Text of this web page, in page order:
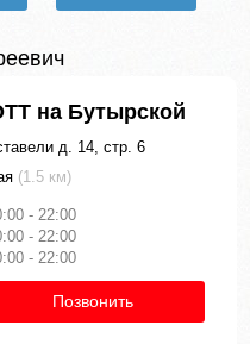
на Бутырской
д. 14, стр. 6
(1.5 км)
- 22:00
- 22:00
- 22:00
Позвонить